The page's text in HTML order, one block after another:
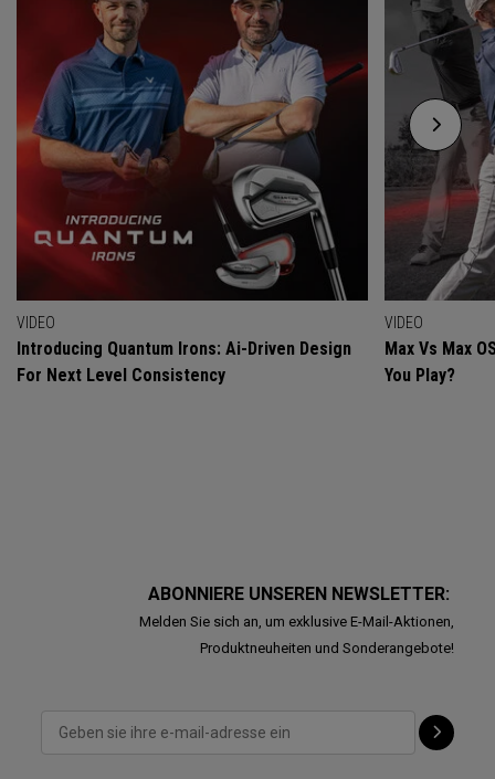
VIDEO
Introducing Quantum Irons: Ai-Driven Design
For Next Level Consistency
VIDEO
Max Vs Max
You Play?
ABONNIERE UNSEREN NEWSLETTER:
Melden Sie sich an, um exklusive E-Mail-Aktionen,
Produktneuheiten und Sonderangebote!